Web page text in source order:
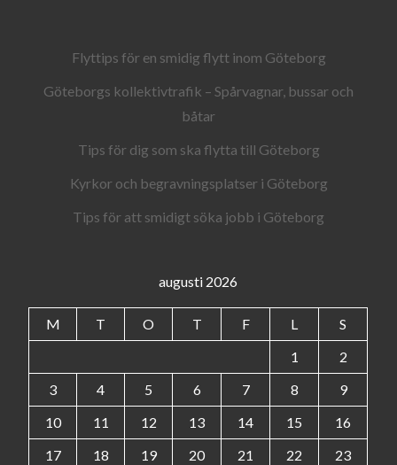
Flyttips för en smidig flytt inom Göteborg
Göteborgs kollektivtrafik – Spårvagnar, bussar och
båtar
Tips för dig som ska flytta till Göteborg
Kyrkor och begravningsplatser i Göteborg
Tips för att smidigt söka jobb i Göteborg
augusti 2026
M T O T F L
S
1
2
3
4 5 6 7 8
9
10
11 12 13 14 15
16
17
18 19 20 21 22
23